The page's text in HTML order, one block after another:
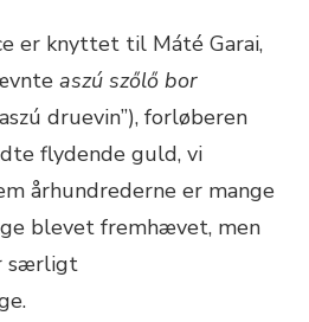
er knyttet til Máté Garai,
aszú szőlő bor
druevin”), forløberen
flydende guld, vi
århundrederne er mange
blevet fremhævet, men
særligt